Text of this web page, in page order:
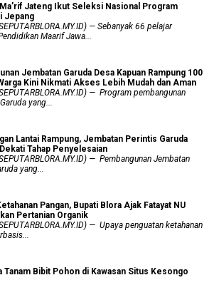
Jateng Ikut Seleksi Nasional Program
Jepang
— Sebanyak 66 pelajar
Maarif Jawa...
Jembatan Garuda Desa Kapuan Rampung 100
Kini Nikmati Akses Lebih Mudah dan Aman
— Program pembangunan
yang...
Lantai Rampung, Jembatan Perintis Garuda
Tahap Penyelesaian
— Pembangunan Jembatan
yang...
Pangan, Bupati Blora Ajak Fatayat NU
Pertanian Organik
— Upaya penguatan ketahanan
Tanam Bibit Pohon di Kawasan Situs Kesongo